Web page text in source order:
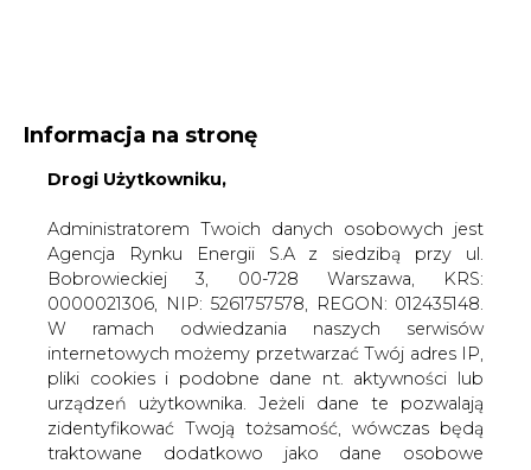
WŁĄCZ CIRE.TV
Administratorem Twoich danych osobowych jest
Bobrowieckiej 3, 00-728 Warszawa, KRS:
W ramach odwiedzania naszych serwisów
internetowych możemy przetwarzać Twój adres IP,
pliki cookies i podobne dane nt. aktywności lub
urządzeń użytkownika. Jeżeli dane te pozwalają
zidentyfikować Twoją tożsamość, wówczas będą
traktowane dodatkowo jako dane osobowe
zgodnie z Rozporządzeniem Parlamentu
Europejskiego i Rady 2016/679 (RODO).
Administratora tych danych, cele i podstawy
przetwarzania oraz inne informacje wymagane